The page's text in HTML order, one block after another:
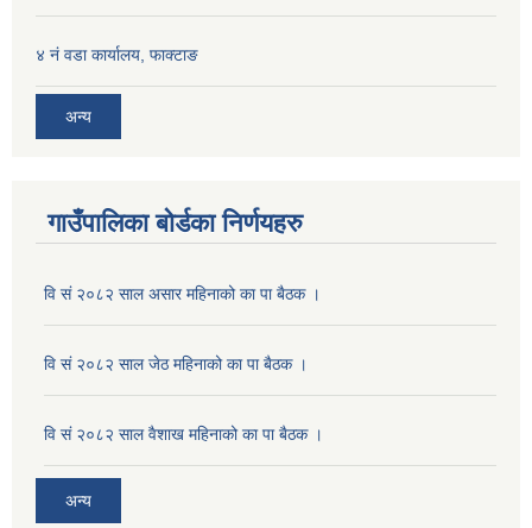
४ नं वडा कार्यालय, फाक्टाङ
अन्य
गाउँपालिका बोर्डका निर्णयहरु
वि सं २०८२ साल असार महिनाको का पा बैठक ।
वि सं २०८२ साल जेठ महिनाको का पा बैठक ।
वि सं २०८२ साल वैशाख महिनाको का पा बैठक ।
अन्य